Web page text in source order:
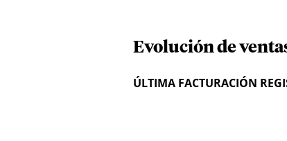
Evolución de
ÚLTIMA FACTURACIÓN